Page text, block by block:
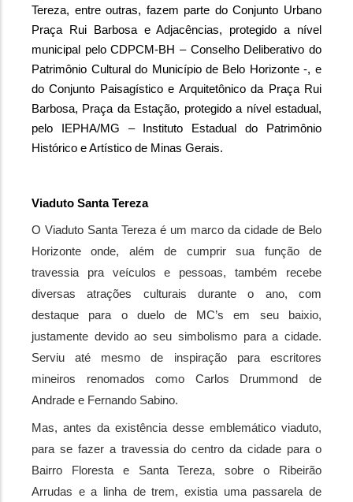
Tereza, entre outras, fazem parte do Conjunto Urbano
Praça Rui Barbosa e Adjacências, protegido a nível
municipal pelo CDPCM-BH – Conselho Deliberativo do
Patrimônio Cultural do Município de Belo Horizonte -, e
do Conjunto Paisagístico e Arquitetônico da Praça Rui
Barbosa, Praça da Estação, protegido a nível estadual,
pelo IEPHA/MG – Instituto Estadual do Patrimônio
Histórico e Artístico de Minas Gerais.
Viaduto Santa Tereza
O Viaduto Santa Tereza é um marco da cidade de Belo
Horizonte onde, além de cumprir sua função de
travessia pra veículos e pessoas, também recebe
diversas atrações culturais durante o ano, com
destaque para o duelo de MC’s em seu baixio,
justamente devido ao seu simbolismo para a cidade.
Serviu até mesmo de inspiração para escritores
mineiros renomados como Carlos Drummond de
Andrade e Fernando Sabino.
Mas, antes da existência desse emblemático viaduto,
para se fazer a travessia do centro da cidade para o
Bairro Floresta e Santa Tereza, sobre o Ribeirão
Arrudas e a linha de trem, existia uma passarela de